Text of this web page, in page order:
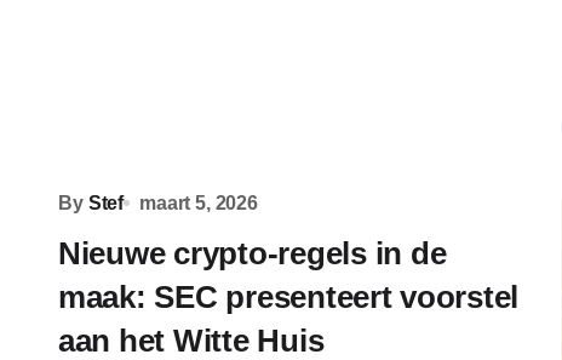
By Stef maart 5, 2026
Nieuwe crypto-regels in de
maak: SEC presenteert voorstel
aan het Witte Huis